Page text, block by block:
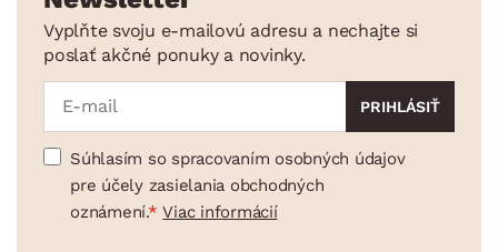
Vyplňte svoju e-mailovú adresu a nechajte si
poslať akčné ponuky a novinky.
Súhlasím so spracovaním osobných údajov
pre účely zasielania obchodných
oznámení.
Viac informácií